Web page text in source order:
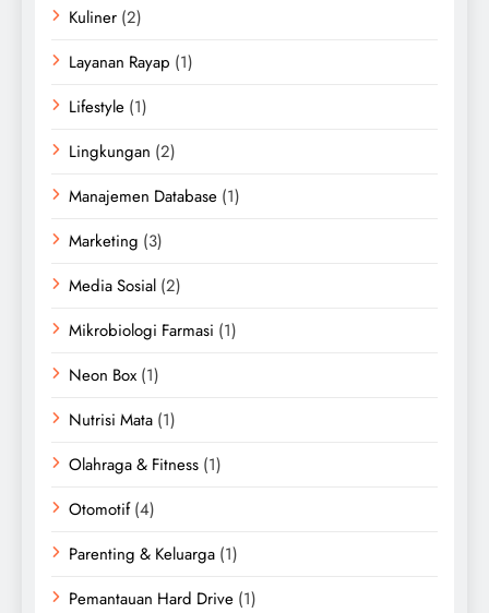
Kuliner (2)
Layanan Rayap (1)
Lifestyle (1)
Lingkungan (2)
Manajemen Database (1)
Marketing (3)
Media Sosial (2)
Mikrobiologi Farmasi (1)
Neon Box (1)
Nutrisi Mata (1)
Olahraga & Fitness (1)
Otomotif(4)
Parenting & Keluarga (1)
Pemantauan Hard Drive (1)